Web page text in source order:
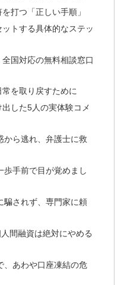
打つ「正しい手順」
トする具体的なステッ
国対応の無料相談窓口
を取り戻すために
した5人の実体験コメ
ら逃れ、弁護士に救
手前で目が覚めまし
されず、専門家に頼
間融資は絶対にやめる
あわや口座凍結の危